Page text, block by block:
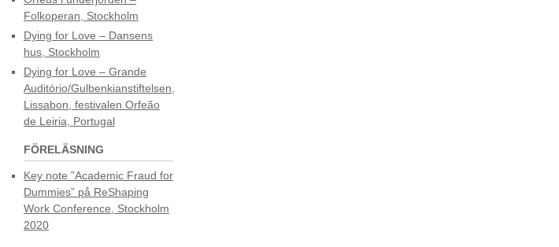
Folkoperan, Stockholm
Dying for Love – Dansens
hus, Stockholm
Dying for Love – Grande
Auditório/Gulbenkianstiftelsen,
Lissabon, festivalen Orfeão
de Leiria, Portugal
FÖRELÄSNING
Key note ”Academic Fraud for
Dummies” på ReShaping
Work Conference, Stockholm
2020